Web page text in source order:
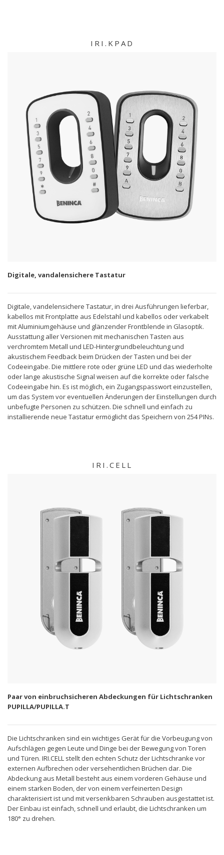
IRI.KPAD
Digitale, vandalensichere Tastatur
Digitale, vandelensichere Tastatur, in drei Ausführungen lieferbar,
kabellos mit Frontplatte aus Edelstahl und kabellos oder verkabelt
mit Aluminiumgehäuse und glänzender Frontblende in Glasoptik.
Ausstattung aller Versionen mit mechanischen Tasten aus
verchromtem Metall und LED-Hintergrundbeleuchtung und
akustischem Feedback beim Drücken der Tasten und bei der
Codeeingabe. Die mittlere rote oder grüne LED und das wiederholte
oder lange akustische Signal weisen auf die korrekte oder falsche
Codeeingabe hin. Es ist möglich, ein Zugangspasswort einzustellen,
um das System vor eventuellen Änderungen der Einstellungen durch
unbefugte Personen zu schützen. Die schnell und einfach zu
installierende neue Tastatur ermöglicht das Speichern von 254 PINs.
IRI.CELL
Paar von einbruchsicheren Abdeckungen für Lichtschranken
PUPILLA/PUPILLA.T
Die Lichtschranken sind ein wichtiges Gerät für die Vorbeugung von
Aufschlägen gegen Leute und Dinge bei der Bewegung von Toren
und Türen. IRI.CELL stellt den echten Schutz der Lichtschranke vor
externen Aufbrechen oder versehentlichen Brüchen dar. Die
Abdeckung aus Metall besteht aus einem vorderen Gehäuse und
einem starken Boden, der von einem verfeinerten Design
charakterisiert ist und mit versenkbaren Schrauben ausgestattet ist.
Der Einbau ist einfach, schnell und erlaubt, die Lichtschranken um
180° zu drehen.